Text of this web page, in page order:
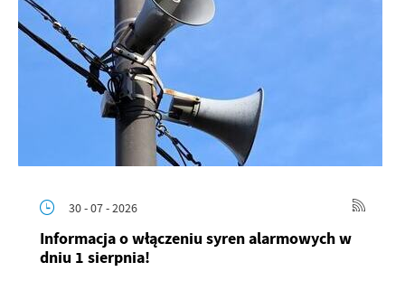
30 - 07 - 2026
Informacja o włączeniu syren alarmowych w
dniu 1 sierpnia!